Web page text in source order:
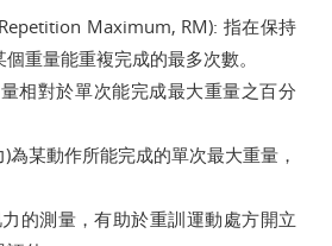
Maximum, RM): 指在保持
重量能重複完成的最多次數。
相對於單次能完成最大重量之百分
為某動作所能完成的單次最大重量，
的測量，有助於重訓運動處方開立